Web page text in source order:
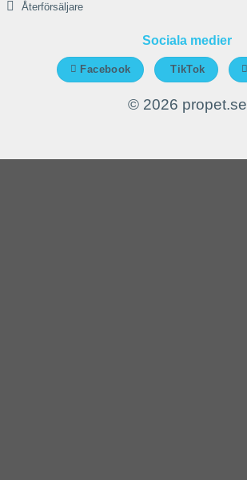
Återförsäljare
Sociala medier
Facebook TikTok
© 2026 propet.se